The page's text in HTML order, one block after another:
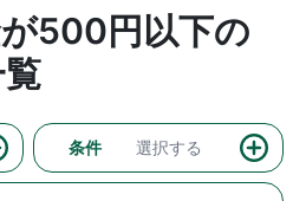
500円以下の
条件 選択する